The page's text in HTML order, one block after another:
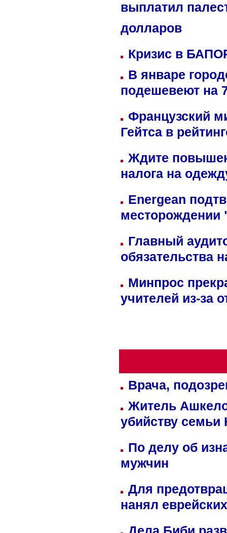
выплатил
долларов
Кризис в
В январе
подешевеют на
Французский
Гейтса в
Ждите
налога на
Energean
Главный
обязательства
Минпрос
учителей из-за
Врача,
Житель
убийству семьи
По делу об
мужчин
Для
нанял